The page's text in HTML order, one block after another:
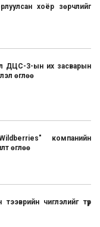
хоёр зөрчлийг
ДЦС-3-ын их засварын
өглөө
компанийн
өглөө
чиглэлийг түр